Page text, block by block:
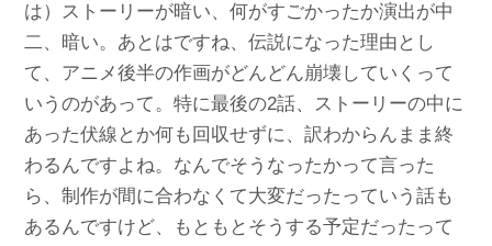
は）ストーリーが暗い、何がすごかったか演出が中
二、暗い。あとはですね、伝説になった理由とし
て、アニメ後半の作画がどんどん崩壊していくって
いうのがあって。特に最後の2話、ストーリーの中に
あった伏線とか何も回収せずに、訳わからんまま終
わるんですよね。なんでそうなったかって言った
ら、制作が間に合わなくて大変だったっていう話も
あるんですけど、もともとそうする予定だったって